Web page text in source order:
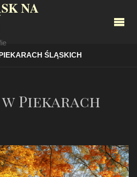
NA
ŚLĄSKICH
Piekarach